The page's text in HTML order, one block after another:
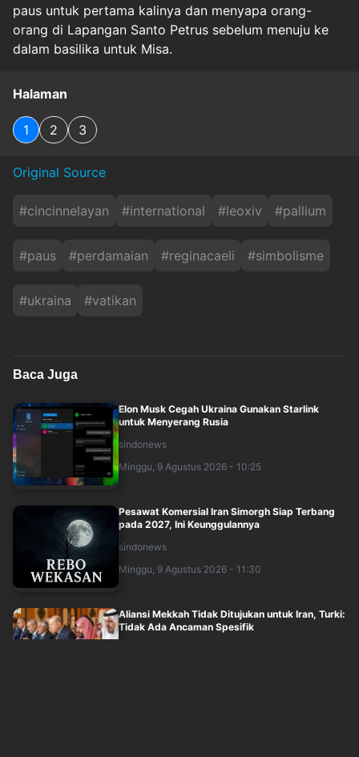
paus untuk pertama kalinya dan menyapa orang-
orang di Lapangan Santo Petrus sebelum menuju ke
dalam basilika untuk Misa.
Halaman
1 2 3
Original Source
#cincinnelayan #international #leoxiv #pallium
#paus #perdamaian #reginacaeli #simbolisme
#ukraina #vatikan
Baca Juga
Elon Musk Cegah Ukraina Gunakan Starlink
untuk Menyerang Rusia
sindonews
Minggu, 9 Agustus 2026 - 10:25
Pesawat Komersial Iran Simorgh Siap Terbang
pada 2027, Ini Keunggulannya
sindonews
Minggu, 9 Agustus 2026 - 11:30
Aliansi Mekkah Tidak Ditujukan untuk Iran, Turki:
Tidak Ada Ancaman Spesifik